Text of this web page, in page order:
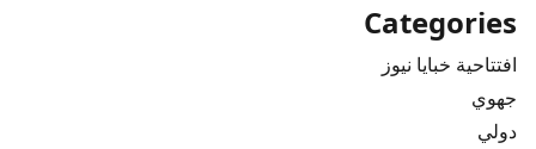
Categories
افتتاحية خبايا نيوز
جهوي
دولي